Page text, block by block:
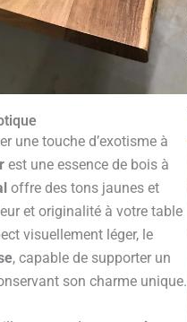
une touche d’exotisme à
est une essence de bois à
offre des tons jaunes et
et originalité à votre table
visuellement léger, le
, capable de supporter un
son charme unique.